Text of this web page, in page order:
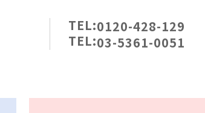
TEL:0120-428-129
TEL:03-5361-0051